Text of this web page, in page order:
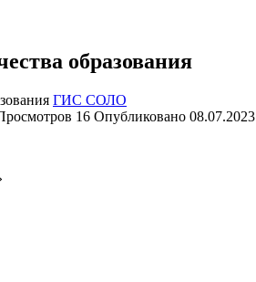
образования
ГИС СОЛО
16 Опубликовано 08.07.2023